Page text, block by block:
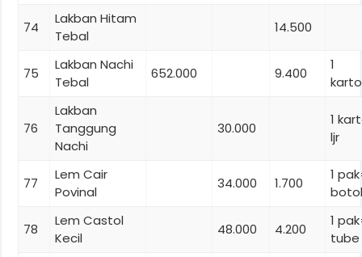
74
Lakban Hitam
Tebal
14.500
75
Lakban Nachi
Tebal
652.000 9.400
1
76
Lakban
Tanggung
Nachi
30.000
1
ljr
77
Lem Cair
Povinal
34.000 1.700
1
78
Lem Castol
Kecil
48.000 4.200
1
tube